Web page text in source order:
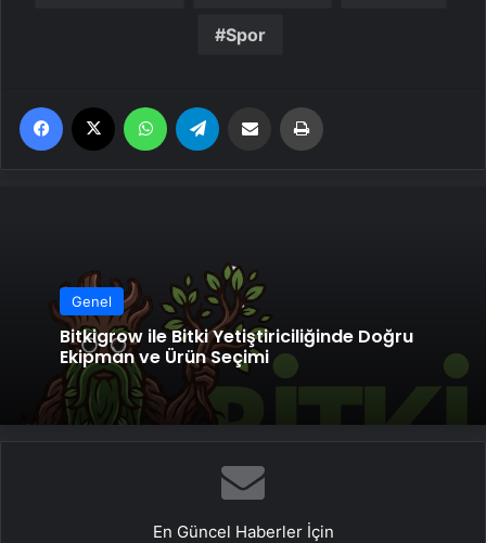
Spor
Facebook WhatsApp Email'den paylaş
Genel
Bitkigrow ile Bitki Yetiştiriciliğinde Doğru
Ekipman ve Ürün Seçimi
En Güncel Haberler İçin